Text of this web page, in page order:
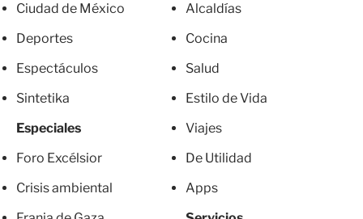
Ciudad de México
Deportes
Espectáculos
Sintetika
Especiales
Foro Excélsior
Crisis ambiental
Alcaldías
Cocina
Salud
Estilo de Vida
Viajes
De Utilidad
Apps